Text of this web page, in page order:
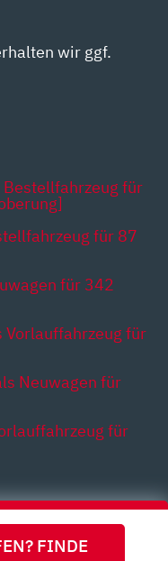
FINDE
wir ggf.
für
für 87
für 342
Vorlauffahrzeug für
Neuwagen für
für